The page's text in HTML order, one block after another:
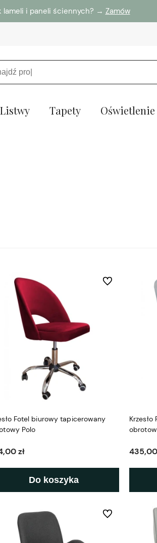
lameli i paneli ściennych? → Zamów
Listwy Tapety Oświetlenie
Fotel biurowy tapicerowany
Polo
zł
Do koszyka
Do ulubionych
435,00
Do ulubionych